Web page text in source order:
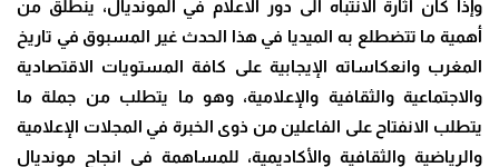
وإذا كان اثارة الانتباه الى دور الاعلام في المونديال، ينطلق من
أهمية ما تتضطلع به الميديا في هذا الحدث غير المسبوق في تاريخ
المغرب وانعكاساته الإيجابية على كافة المستويات الاقتصادية
والاجتماعية والثقافية والإعلامية، وهو ما يتطلب من جملة ما
يتطلب الانفتاح على الفاعلين من ذوى الخبرة في المجلات الإعلامية
والرياضية والثقافية والأكاديمية، للمساهمة في انجاح مونديال